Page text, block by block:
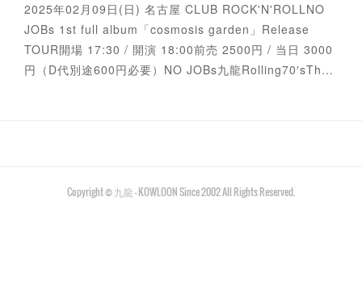
2025年02月09日(日) 名古屋 CLUB ROCK'N'ROLLNO
JOBs 1st full album「cosmosis garden」Release
TOUR開場 17:30 / 開演 18:00前売 2500円 / 当日 3000
円（D代別途600円必要）NO JOBs九龍Rolling70′sTh…
Copyright © 九龍 - KOWLOON Since 2002 All Rights Reserved.